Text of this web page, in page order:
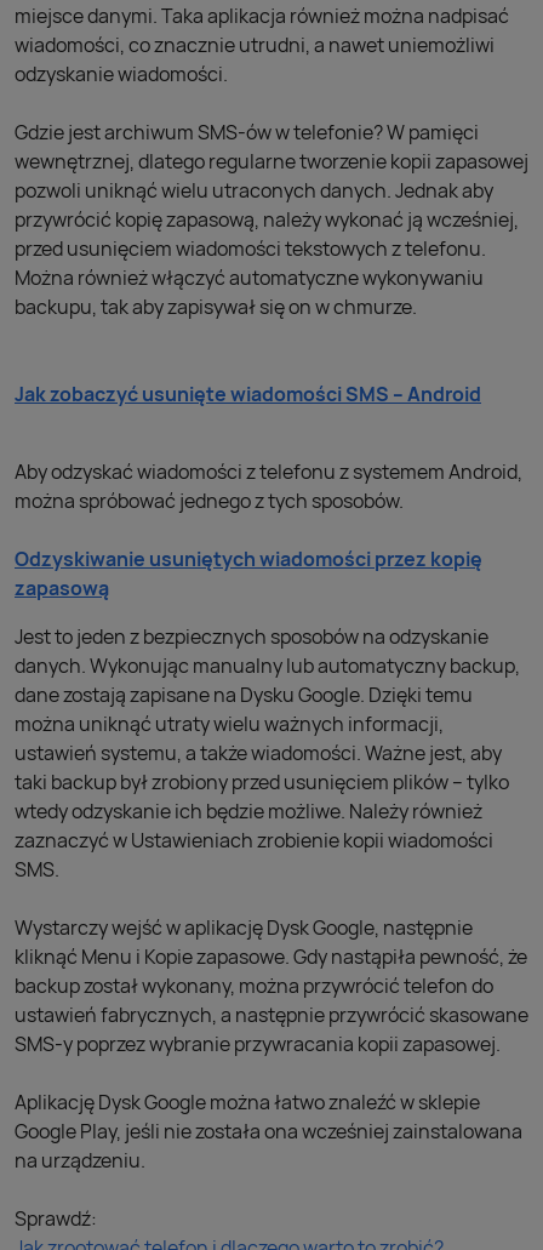
miejsce danymi. Taka aplikacja również można nadpisać
wiadomości, co znacznie utrudni, a nawet uniemożliwi
odzyskanie wiadomości.
Gdzie jest archiwum SMS-ów w telefonie? W pamięci
wewnętrznej, dlatego regularne tworzenie kopii zapasowej
pozwoli uniknąć wielu utraconych danych. Jednak aby
przywrócić kopię zapasową, należy wykonać ją wcześniej,
przed usunięciem wiadomości tekstowych z telefonu.
Można również włączyć automatyczne wykonywaniu
backupu, tak aby zapisywał się on w chmurze.
Jak zobaczyć usunięte wiadomości SMS – Android
Aby odzyskać wiadomości z telefonu z systemem Android,
można spróbować jednego z tych sposobów.
Odzyskiwanie usuniętych wiadomości przez kopię
zapasową
Jest to jeden z bezpiecznych sposobów na odzyskanie
danych. Wykonując manualny lub automatyczny backup,
dane zostają zapisane na Dysku Google. Dzięki temu
można uniknąć utraty wielu ważnych informacji,
ustawień systemu, a także wiadomości. Ważne jest, aby
taki backup był zrobiony przed usunięciem plików – tylko
wtedy odzyskanie ich będzie możliwe. Należy również
zaznaczyć w Ustawieniach zrobienie kopii wiadomości
SMS.
Wystarczy wejść w aplikację Dysk Google, następnie
kliknąć Menu i Kopie zapasowe. Gdy nastąpiła pewność, że
backup został wykonany, można przywrócić telefon do
ustawień fabrycznych, a następnie przywrócić skasowane
SMS-y poprzez wybranie przywracania kopii zapasowej.
Aplikację Dysk Google można łatwo znaleźć w sklepie
Google Play, jeśli nie została ona wcześniej zainstalowana
na urządzeniu.
Sprawdź: